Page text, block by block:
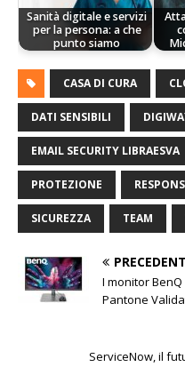
Sanità digitale e servizi
per la persona: a che
punto siamo
CASA DI CURA
DATI SENSIBILI
EMAIL SECURITY LIBRAESVA
PROTEZIONE
SICUREZZA TEAM
I monitor
Pantone
ServiceNow, il